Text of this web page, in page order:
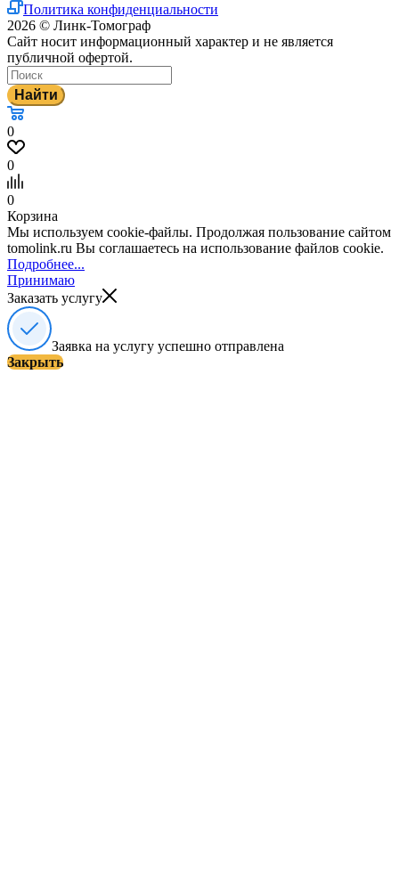
Политика конфиденциальности
2026 © Линк-Томограф
Сайт носит информационный характер и не является
публичной офертой.
Найти
0
0
0
Корзина
Мы используем cookie-файлы. Продолжая пользование сайтом
tomolink.ru Вы соглашаетесь на использование файлов cookie.
Подробнее...
Принимаю
Заказать услугу
Заявка на услугу успешно отправлена
Закрыть